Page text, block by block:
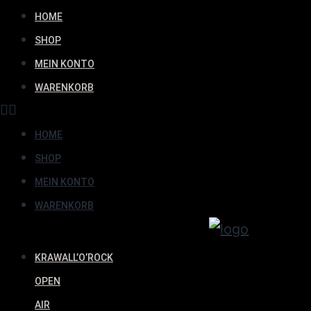
HOME
SHOP
MEIN KONTO
WARENKORB
HOME
SHOP
MEIN KONTO
WARENKORB
KRAWALL’O’ROCK
OPEN
AIR